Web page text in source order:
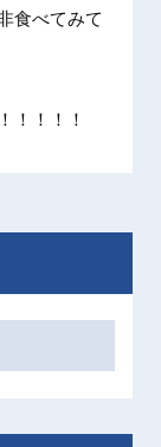
食べてみて
！！！！